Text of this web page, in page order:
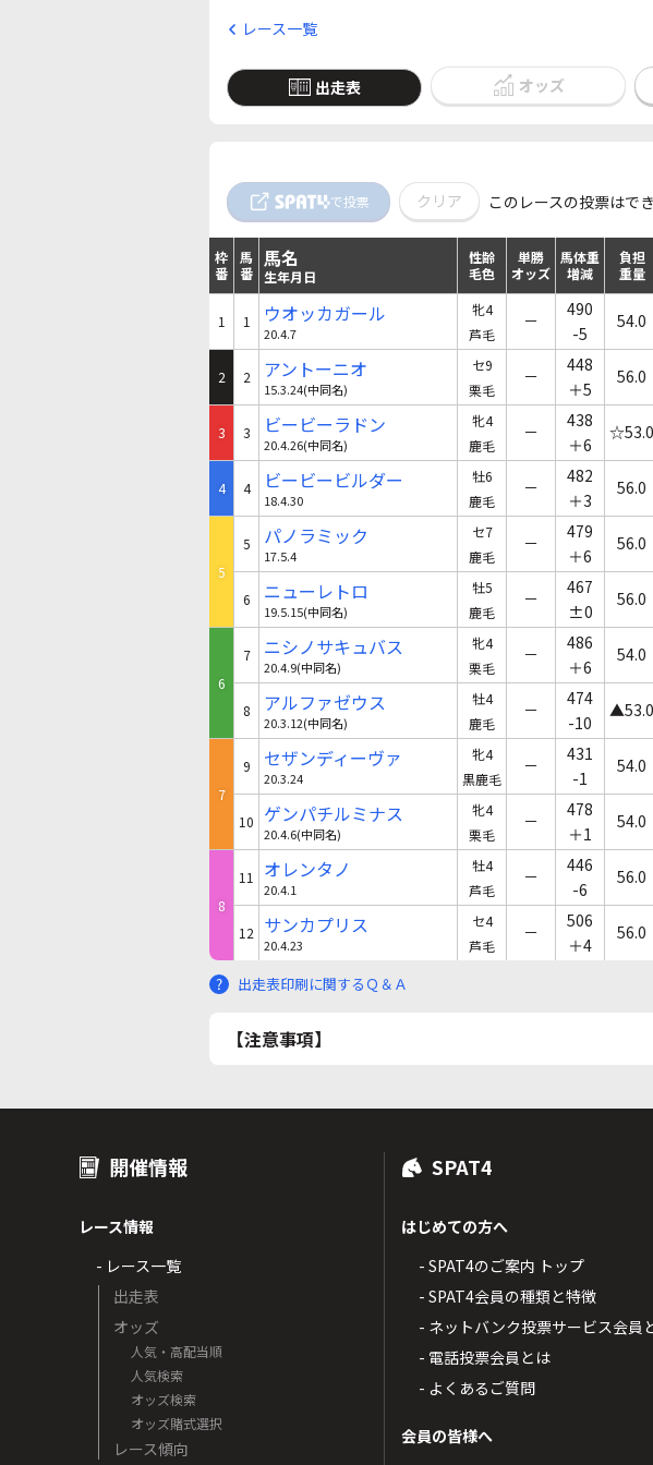
レース一覧
出走表 オッズ
で投票 クリア このレースの投票はで
枠
番
馬
番
馬名
生年月日
性齢
毛色
単勝
オッズ
馬体重
増減
負担
重量
1 1 ウオッカガール
20.4.7
牝4
芦毛
－
490
-5
54.0
2 2 アントーニオ
15.3.24(中同名)
セ9
栗毛
－
448
＋5
56.0
3 3 ビービーラドン
20.4.26(中同名)
牝4
鹿毛
－
438
＋6
☆53.0
4 4 ビービービルダー
18.4.30
牡6
鹿毛
－
482
＋3
56.0
5
5 パノラミック
17.5.4
セ7
鹿毛
－
479
＋6
56.0
6 ニューレトロ
19.5.15(中同名)
牡5
鹿毛
－
467
±0
56.0
6
7 ニシノサキュバス
20.4.9(中同名)
牝4
栗毛
－
486
＋6
54.0
8 アルファゼウス
20.3.12(中同名)
牡4
鹿毛
－
474
-10
▲53.0
7
9 セザンディーヴァ
20.3.24
牝4
黒鹿毛
－
431
-1
54.0
10 ゲンパチルミナス
20.4.6(中同名)
牝4
栗毛
－
478
＋1
54.0
8
11 オレンタノ
20.4.1
牡4
芦毛
－
446
-6
56.0
12 サンカプリス
20.4.23
セ4
芦毛
－
506
＋4
56.0
出走表印刷に関するＱ＆Ａ
【注意事項】
開催情報
レース情報
- レース一覧
出走表
オッズ
人気・高配当順
人気検索
オッズ検索
オッズ賭式選択
レース傾向
SPAT4
はじめての方へ
- SPAT4のご案内 トップ
- SPAT4会員の種類と特徴
- ネットバンク投票サービス会員
- 電話投票会員とは
- よくあるご質問
会員の皆様へ